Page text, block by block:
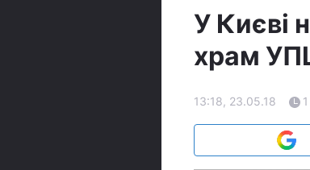
У Києві
храм
13:18, 23.05.18